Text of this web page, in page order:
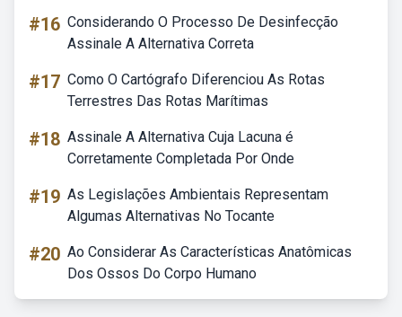
#16 Considerando O Processo De Desinfecção
Assinale A Alternativa Correta
#17 Como O Cartógrafo Diferenciou As Rotas
Terrestres Das Rotas Marítimas
#18 Assinale A Alternativa Cuja Lacuna é
Corretamente Completada Por Onde
#19 As Legislações Ambientais Representam
Algumas Alternativas No Tocante
#20 Ao Considerar As Características Anatômicas
Dos Ossos Do Corpo Humano